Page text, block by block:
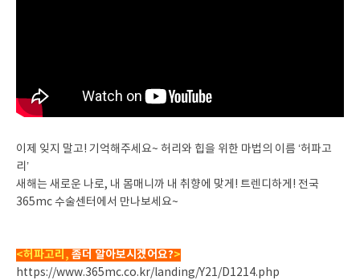
이제 잊지 말고! 기억해주세요~ 허리와 힙을 위한 마법의 이름 ‘허파고
리’
새해는 새로운 나로, 내 몸매니까 내 취향에 맞게! 트렌디하게! 전국
365mc 수술센터에서 만나보세요~
<허파고리, 좀더 알아보시겠어요?>
https://www.365mc.co.kr/landing/Y21/D1214.php